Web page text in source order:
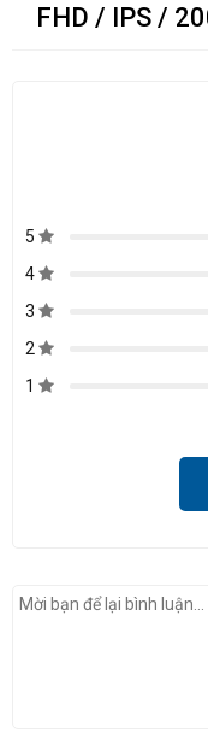
FHD / IPS /
5
4
3
2
1